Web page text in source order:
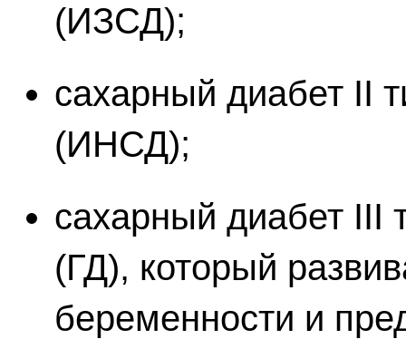
(ИЗСД);
сахарный диабет II
(ИНСД);
сахарный диабет III
(ГД), который
беременности и